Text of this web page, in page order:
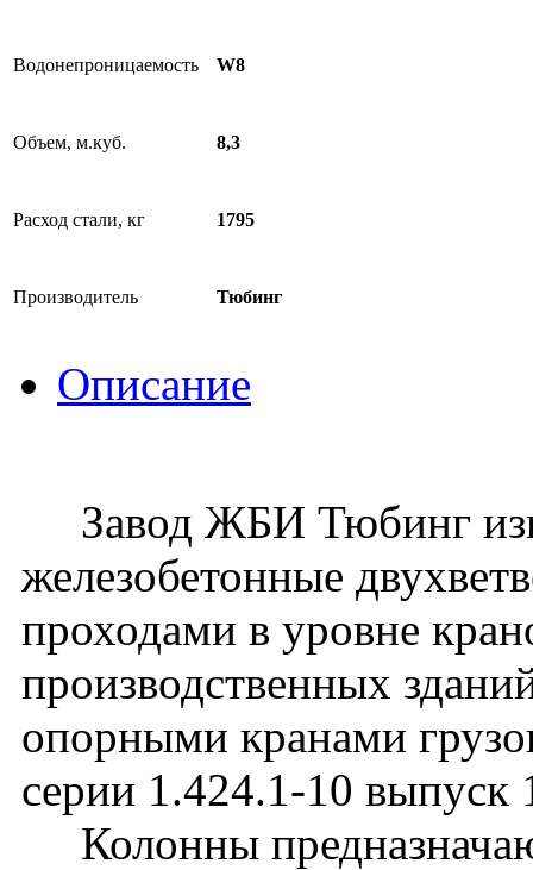
Водонепроницаемость W8
Объем, м.куб. 8,3
Расход стали, кг 1795
Производитель Тюбинг
Описание
Завод ЖБИ Тюбинг
железобетонные
проходами в уровне
производственных
опорными кранами
серии 1.424.1-10 выпуск
Колонны